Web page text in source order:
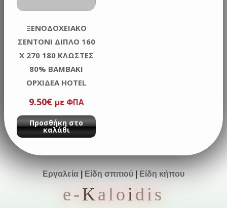
ΞΕΝΟΔΟΧΕΙΑΚΟ
ΣΕΝΤΟΝΙ ΔΙΠΛΟ 160
Χ 270 180 ΚΛΩΣΤΕΣ
80% ΒΑΜΒΑΚΙ
ΟΡΧΙΔΕΑ HOTEL
9.50€ με ΦΠΑ
Προσθήκη στο
καλάθι
Εργαλεία Είδη σπιτιού Είδη κήπου
e-Kaloi dis